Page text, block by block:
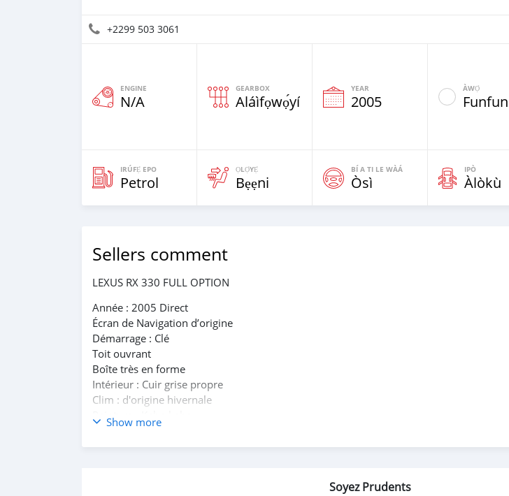
+2299 503 3061
ENGINE
N/A
GEARBOX
Aláìfọwọ́yí
YEAR
2005
ÀWỌ̀
Funfun
IRÚFẸ́ EPO
Petrol
ỌLỌ́YẸ́
Bẹẹni
BÍ A TI LE WÀÁ
Òsì
IPÒ
Àlòkù
Sellers comment
LEXUS RX 330 FULL OPTION
Année : 2005 Direct
Écran de Navigation d’origine
Démarrage : Clé
Toit ouvrant
Boîte très en forme
Intérieur : Cuir grise propre
Clim : d'origine hivernale
Peinture : Kabo kabo
Immatriculation : CD
Moteur : 6cylindre très en forme
🔊🔊🔊🔊Prix : 5.700.000 FCFA a revoir légèrement
Show more
Soyez Prudents